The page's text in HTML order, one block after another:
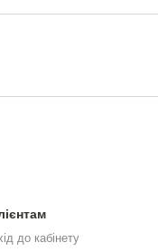
до кабінету